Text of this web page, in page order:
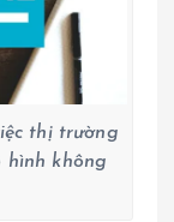
thị trường
hình không